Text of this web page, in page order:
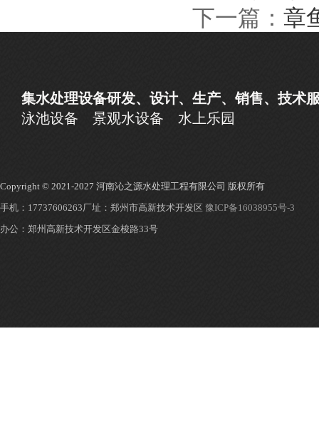
下一篇： 章
集水处理设备研发、设计、生产、销售、技术
泳池设备
景观水设备 水上乐园
Copyright © 2021-2027 河南沁之源水处理工程有限公司 版权所有
手机：17737606263厂址：郑州市高新技术开发区 豫ICP备16038955号-3
办公：郑州高新技术开发区金梭路33号